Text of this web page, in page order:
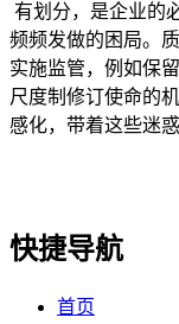
有划分，是企业的
频频发做的困局。
实施监管，例如保
尺度制修订使命的
感化，带着这些迷
快捷导航
首页